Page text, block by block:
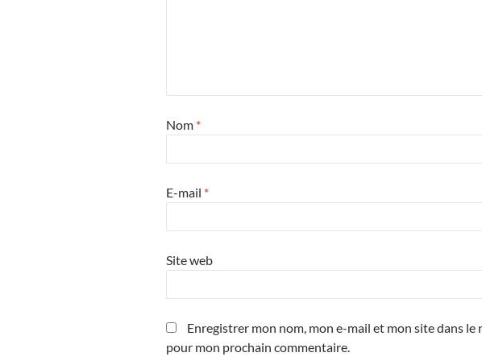
Nom *
E-mail *
Site web
Enregistrer mon nom, mon e-mail et mon site dans le
pour mon prochain commentaire.